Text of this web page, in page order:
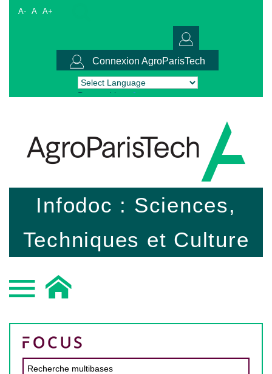
A- A A+
Connexion AgroParisTech
Powered by Translate
Infodoc : Sciences,
Techniques et Culture